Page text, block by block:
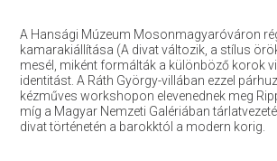
A Hansági Múzeum Mosonmagyaróváron
kamarakiállítása (A divat változik, a stílus
mesél, miként formálták a különböző korok
identitást. A Ráth György-villában ezzel
kézműves workshopon elevenednek meg
míg a Magyar Nemzeti Galériában
divat történetén a barokktól a modern korig.